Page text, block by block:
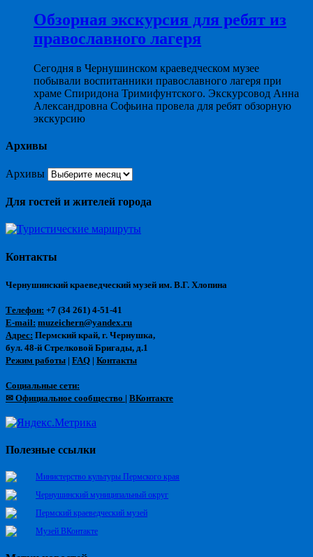
Обзорная экскурсия для ребят из
православного лагеря
Сегодня в Чернушинском краеведческом музее
побывали воспитанники православного лагеря при
храме Спиридона Тримифунтского. Экскурсовод Анна
Александровна Софьина провела для ребят обзорную
экскурсию
Архивы
Архивы
Для гостей и жителей города
Контакты
Чернушинский краеведческий музей им. В.Г. Хлопина
Телефон: +7 (34 261) 4-51-41
E-mail: muzeichern@yandex.ru
Адрес: Пермский край, г. Чернушка,
бул. 48-й Стрелковой Бригады, д.1
Режим работы | FAQ | Контакты
Социальные сети:
✉ Официальное сообщество | ВКонтакте
Полезные ссылки
Министерство культуры Пермского края
Чернушинский муниципальный округ
Пермский краеведческий музей
Музей ВКонтакте